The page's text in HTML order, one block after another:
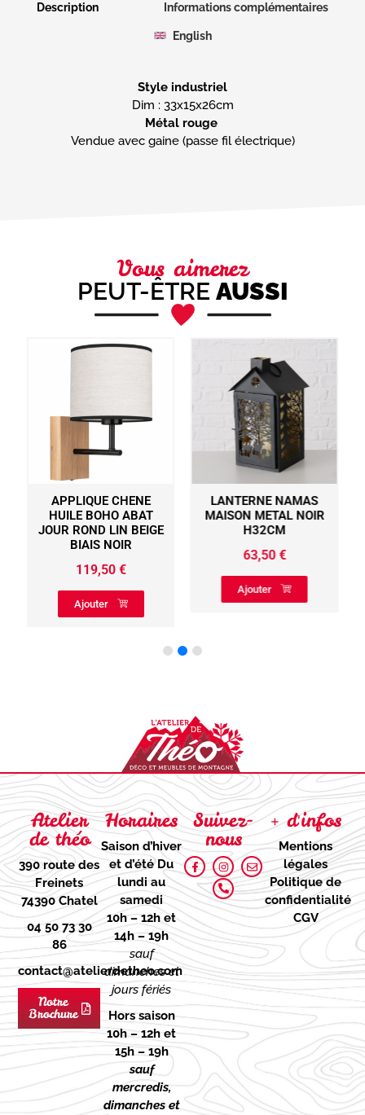
Description Informations complémentaires
English
Style industriel
Métal rouge
Vendue avec gaine (passe fil électrique)
Vous aimerez
PEUT-ÊTRE AUSSI
APPLIQUE CHENE
HUILE BOHO ABAT
JOUR ROND LIN BEIGE
BIAIS NOIR
119,50 €
Ajouter
LANTERNE NAMAS
MAISON METAL NOIR
H32CM
63,50€
Ajouter
Atelier
de théo
390 route des
Freinets
74390 Chatel
04 50 73 30
86
contact@atelierdetheo.com
Notre
Brochure
Horaires
Saison d’hiver
et d’étéDu
lundi au
samedi
10h – 12h et
14h – 19h
sauf
dimanches et
jours fériés
Hors saison
10h – 12h et
15h – 19h
sauf
mercredis,
dimanches et
Suivez-
nous
+ d'infos
Mentions
légales
Politique de
confidentialité
CGV